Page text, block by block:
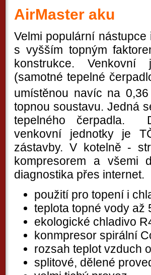
AirMaster aku
Velmi populární
s vyšším topným
konstrukce.
(samotné tepelné
umístěnou navíc na
topnou soustavu. Jedná
tepelného čerpadla.
venkovní jednotky je
zástavby. V kotelně -
kompresorem a všemi
diagnostika přes internet.
použití pro topení i
teplota topné vody až
ekologické chladivo
konmpresor spirální
rozsah teplot vzduch
splitové, dělené